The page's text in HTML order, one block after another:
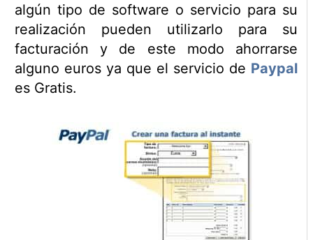
algún tipo de software o servicio para su
realización pueden utilizarlo para su
facturación y de este modo ahorrarse
alguno euros ya que el servicio de Paypal
es Gratis.